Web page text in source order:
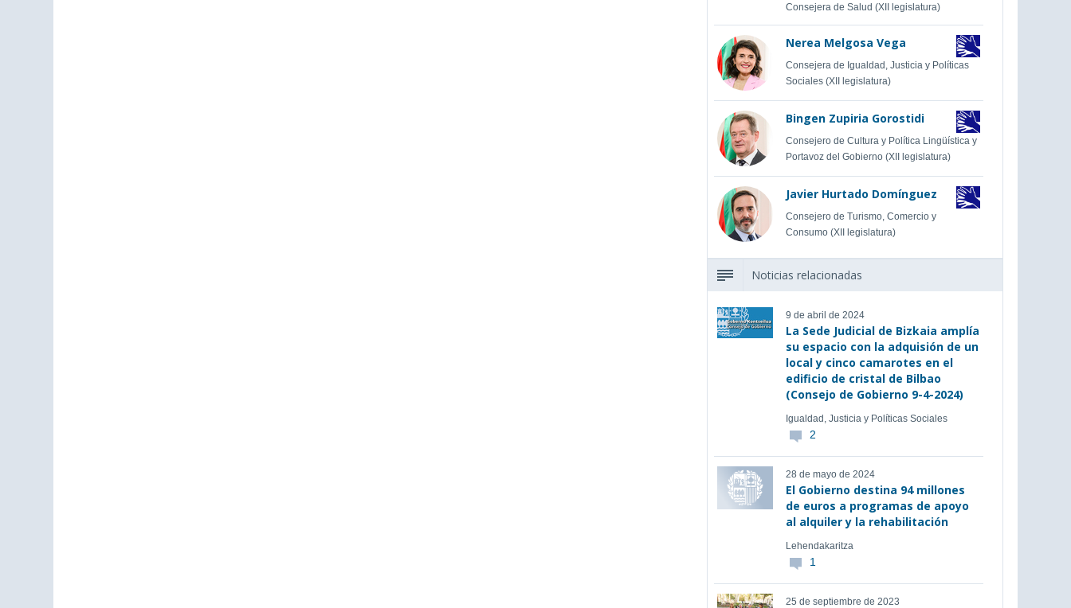
Consejera de Salud (XII legislatura)
Nerea Melgosa Vega
Consejera de Igualdad, Justicia y Políticas
Sociales (XII legislatura)
Bingen Zupiria Gorostidi
Consejero de Cultura y Política Lingüística y
Portavoz del Gobierno (XII legislatura)
Javier Hurtado Domínguez
Consejero de Turismo, Comercio y
Consumo (XII legislatura)
Noticias relacionadas
9 de abril de 2024
La Sede Judicial de Bizkaia amplía
su espacio con la adquisión de un
local y cinco camarotes en el
edificio de cristal de Bilbao
(Consejo de Gobierno 9-4-2024)
Igualdad, Justicia y Políticas Sociales
2
28 de mayo de 2024
El Gobierno destina 94 millones
de euros a programas de apoyo
al alquiler y la rehabilitación
Lehendakaritza
1
25 de septiembre de 2023